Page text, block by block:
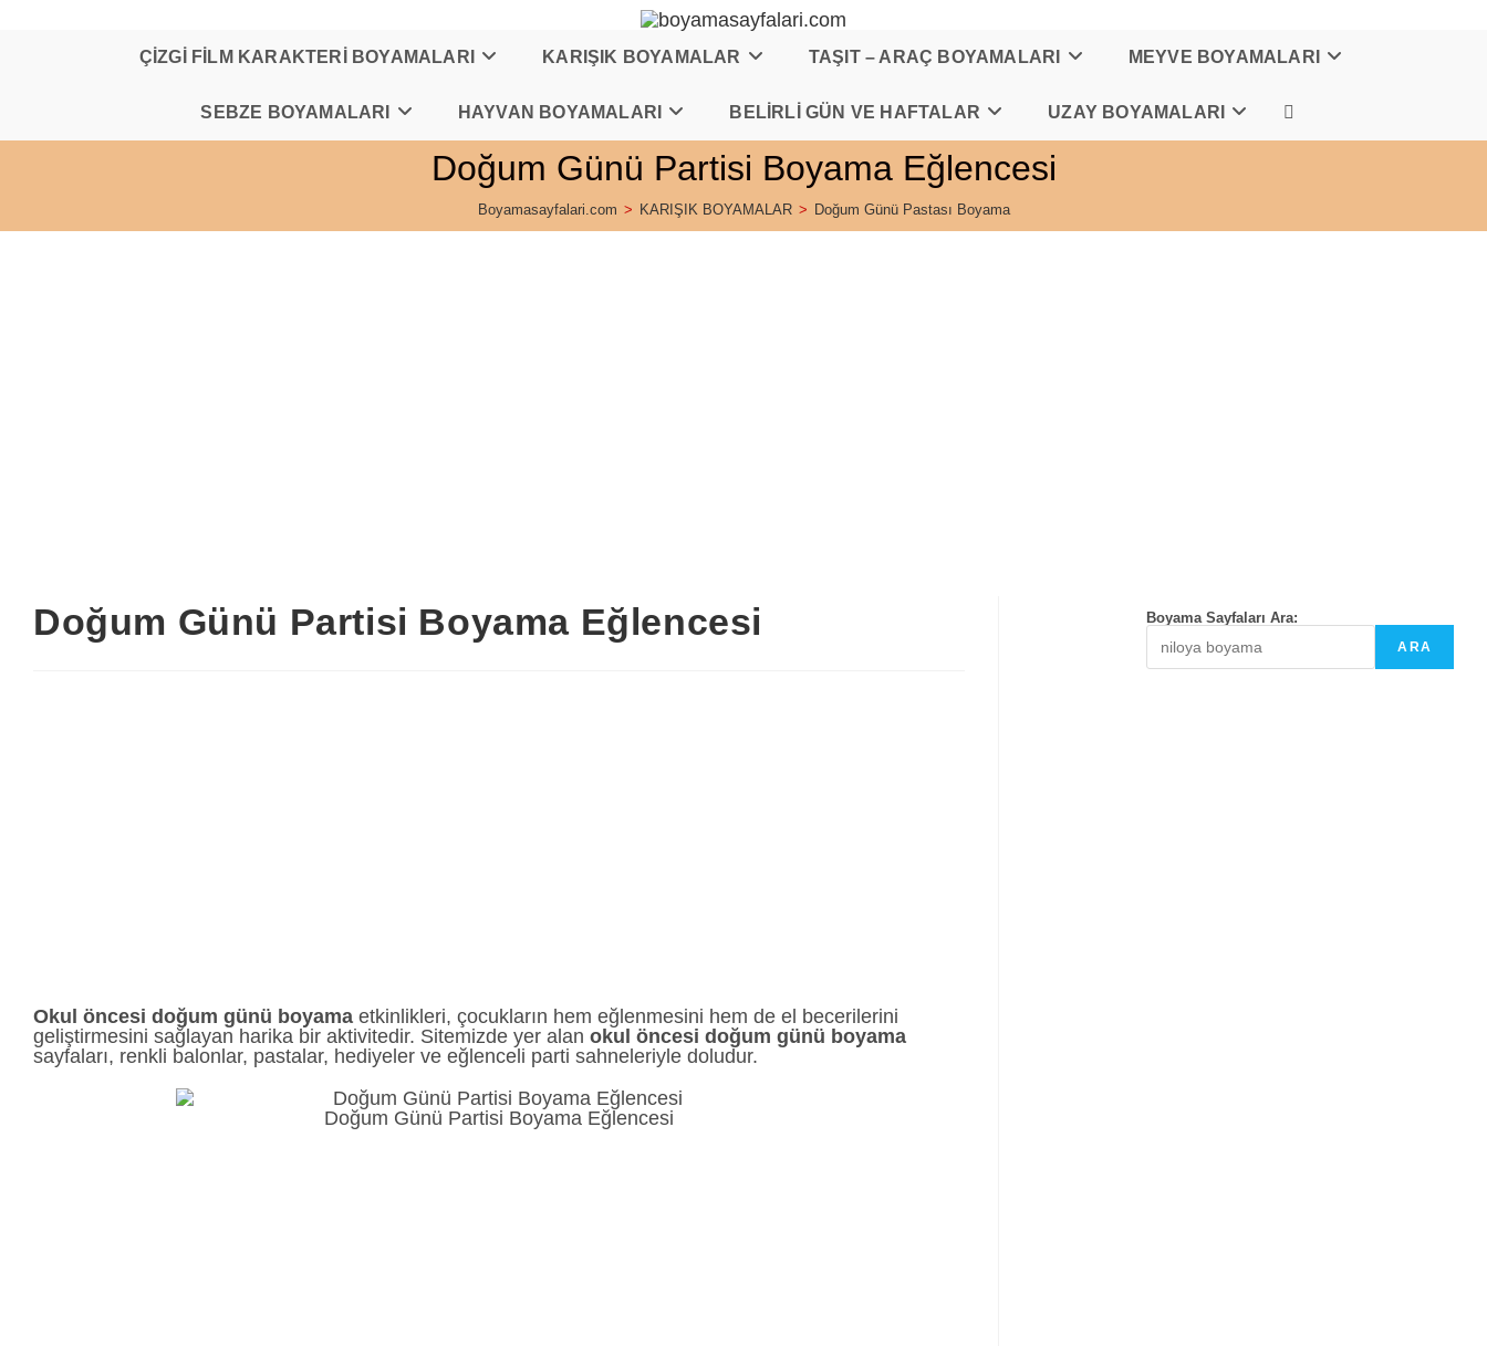
ÇİZGİ FİLM KARAKTERİ BOYAMALARI KARIŞIK BOYAMALAR TAŞIT – ARAÇ BOYAMALARI MEYVE BOYAMALARI
SEBZE BOYAMALARI HAYVAN BOYAMALARI BELİRLİ GÜN VE HAFTALAR UZAY BOYAMALARI TOGGLE
Doğum Günü Partisi Boyama Eğlencesi
Boyamasayfalari.com > KARIŞIK BOYAMALAR > Doğum Günü Pastası Boyama
Doğum Günü Partisi Boyama Eğlencesi
Okul öncesi doğum günü boyama etkinlikleri, çocukların hem eğlenmesini hem de el becerilerini
geliştirmesini sağlayan harika bir aktivitedir. Sitemizde yer alan okul öncesi doğum günü boyama
sayfaları, renkli balonlar, pastalar, hediyeler ve eğlenceli parti sahneleriyle doludur.
Doğum Günü Partisi Boyama Eğlencesi
Boyama Sayfaları Ara:
ARA